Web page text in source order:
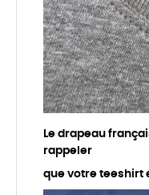
Le drapeau
rappeler
que votre teeshirt